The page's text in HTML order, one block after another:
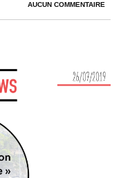
AUCUN COMMENTAIRE